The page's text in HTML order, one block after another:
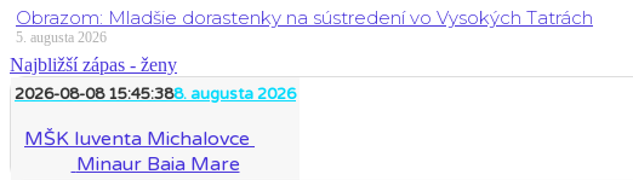
Obrazom: Mladšie dorastenky na sústredení vo Vysokých Tatrách
5. augusta 2026
Najbližší zápas - ženy
2026-08-08 15:45:388. augusta 2026
MŠK Iuventa Michalovce
Minaur Baia Mare